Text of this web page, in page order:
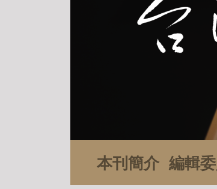
本刊簡介 編輯